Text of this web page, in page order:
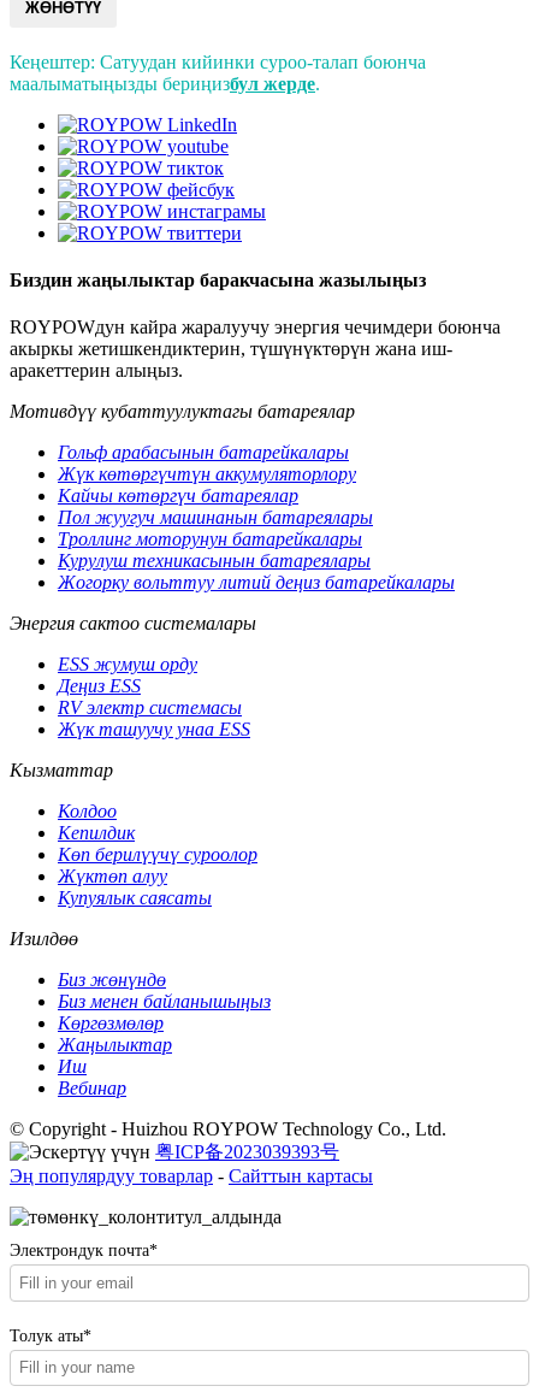
ЖӨНӨТҮҮ
Кеңештер: Сатуудан кийинки суроо-талап боюнча
маалыматыңызды бериңизбул жерде.
Биздин жаңылыктар баракчасына жазылыңыз
ROYPOWдун кайра жаралуучу энергия чечимдери боюнча
акыркы жетишкендиктерин, түшүнүктөрүн жана иш-
аракеттерин алыңыз.
Мотивдүү кубаттуулуктагы батареялар
Гольф арабасынын батарейкалары
Жүк көтөргүчтүн аккумуляторлору
Кайчы көтөргүч батареялар
Пол жуугуч машинанын батареялары
Троллинг моторунун батарейкалары
Курулуш техникасынын батареялары
Жогорку вольттуу литий деңиз батарейкалары
Энергия сактоо системалары
ESS жумуш орду
Деңиз ESS
RV электр системасы
Жүк ташуучу унаа ESS
Кызматтар
Колдоо
Кепилдик
Көп берилүүчү суроолор
Жүктөп алуу
Купуялык саясаты
Изилдөө
Биз жөнүндө
Биз менен байланышыңыз
Көргөзмөлөр
Жаңылыктар
Иш
Вебинар
© Copyright - Huizhou ROYPOW Technology Co., Ltd.
粤ICP备2023039393号
Эң популярдуу товарлар - Сайттын картасы
Электрондук почта*
Толук аты*